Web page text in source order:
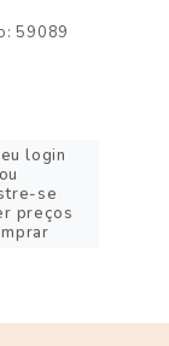
59089
login
ou
se
preços